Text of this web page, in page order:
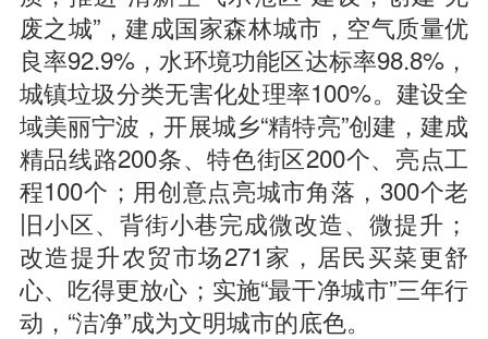
废之城”，建成国家森林城市，空气质量优
良率92.9%，水环境功能区达标率98.8%，
城镇垃圾分类无害化处理率100%。建设全
域美丽宁波，开展城乡“精特亮”创建，建成
精品线路200条、特色街区200个、亮点工
程100个；用创意点亮城市角落，300个老
旧小区、背街小巷完成微改造、微提升；
改造提升农贸市场271家，居民买菜更舒
心、吃得更放心；实施“最干净城市”三年行
动，“洁净”成为文明城市的底色。